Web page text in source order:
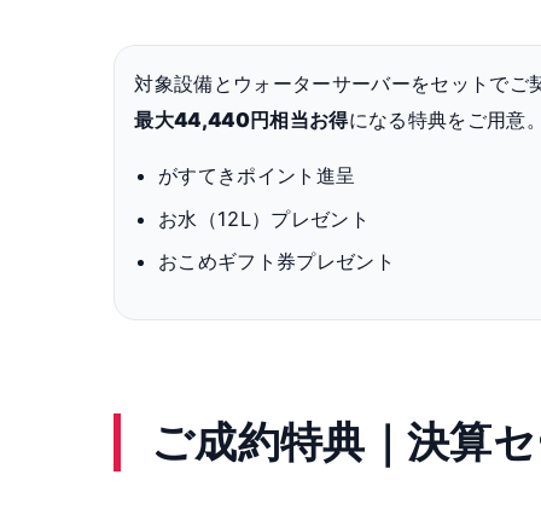
対象設備とウォーターサーバーをセットでご
最大44,440円相当お得になる特典をご用意
がすてきポイント進呈
お水（12L）プレゼント
おこめギフト券プレゼント
ご成約特典｜決算